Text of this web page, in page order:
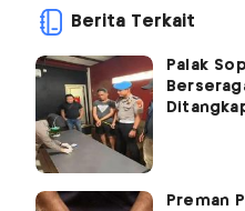
Berita Terkait
Palak
Preman